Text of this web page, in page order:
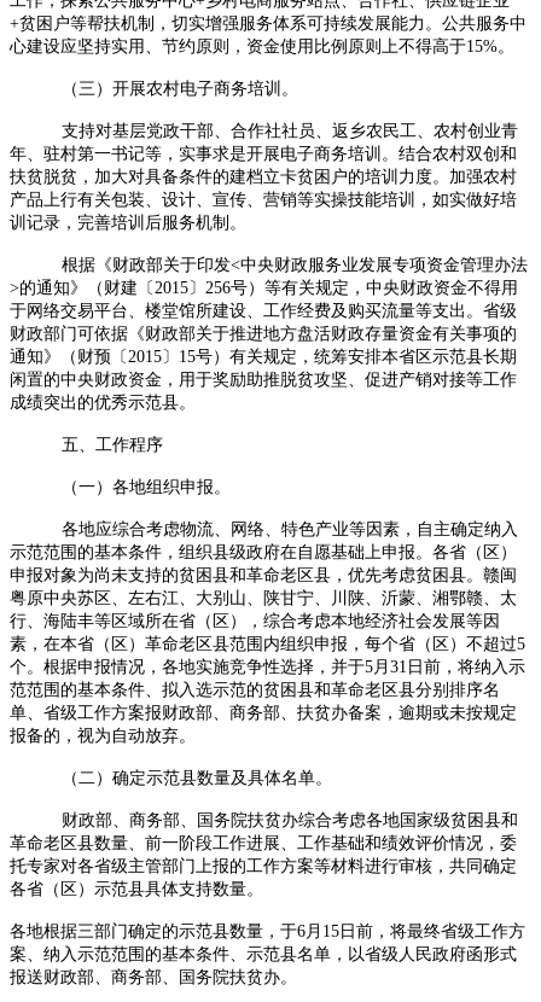
+贫困户等帮扶机制，切实增强服务体系可持续发展能力。公共服务中
心建设应坚持实用、节约原则，资金使用比例原则上不得高于15%。
（三）开展农村电子商务培训。
支持对基层党政干部、合作社社员、返乡农民工、农村创业青
年、驻村第一书记等，实事求是开展电子商务培训。结合农村双创和
扶贫脱贫，加大对具备条件的建档立卡贫困户的培训力度。加强农村
产品上行有关包装、设计、宣传、营销等实操技能培训，如实做好培
训记录，完善培训后服务机制。
根据《财政部关于印发<中央财政服务业发展专项资金管理办法
>的通知》（财建〔2015〕256号）等有关规定，中央财政资金不得用
于网络交易平台、楼堂馆所建设、工作经费及购买流量等支出。省级
财政部门可依据《财政部关于推进地方盘活财政存量资金有关事项的
通知》（财预〔2015〕15号）有关规定，统筹安排本省区示范县长期
闲置的中央财政资金，用于奖励助推脱贫攻坚、促进产销对接等工作
成绩突出的优秀示范县。
五、工作程序
（一）各地组织申报。
各地应综合考虑物流、网络、特色产业等因素，自主确定纳入
示范范围的基本条件，组织县级政府在自愿基础上申报。各省（区）
申报对象为尚未支持的贫困县和革命老区县，优先考虑贫困县。赣闽
粤原中央苏区、左右江、大别山、陕甘宁、川陕、沂蒙、湘鄂赣、太
行、海陆丰等区域所在省（区），综合考虑本地经济社会发展等因
素，在本省（区）革命老区县范围内组织申报，每个省（区）不超过5
个。根据申报情况，各地实施竞争性选择，并于5月31日前，将纳入示
范范围的基本条件、拟入选示范的贫困县和革命老区县分别排序名
单、省级工作方案报财政部、商务部、扶贫办备案，逾期或未按规定
报备的，视为自动放弃。
（二）确定示范县数量及具体名单。
财政部、商务部、国务院扶贫办综合考虑各地国家级贫困县和
革命老区县数量、前一阶段工作进展、工作基础和绩效评价情况，委
托专家对各省级主管部门上报的工作方案等材料进行审核，共同确定
各省（区）示范县具体支持数量。
各地根据三部门确定的示范县数量，于6月15日前，将最终省级工作方
案、纳入示范范围的基本条件、示范县名单，以省级人民政府函形式
报送财政部、商务部、国务院扶贫办。